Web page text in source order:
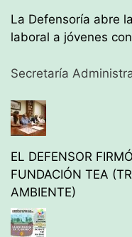
La Defensoría abre
laboral a jóvenes
Secretaría
EL DEFENSOR
FUNDACIÓN TEA
AMBIENTE)